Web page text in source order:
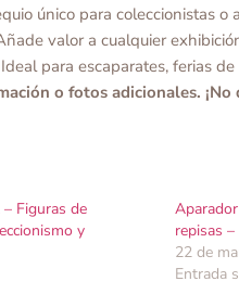
único para coleccionistas
valor a cualquier
Ideal para escaparates, ferias
o fotos adicionales.
Figuras de
y
repisas
22 de
Entrada